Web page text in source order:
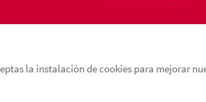
la instalación de cookies para mejorar